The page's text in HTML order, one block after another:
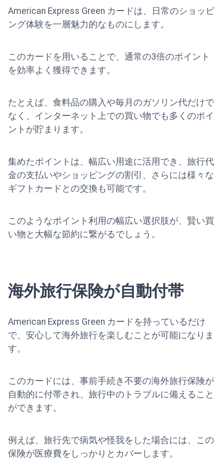
American Express Green カードは、日常のショッピ
ング体験を一層魅力的なものにします。
このカードを用いることで、通常の3倍のポイント
を効率よく獲得できます。
たとえば、食料品の購入や毎月のガソリン代だけで
なく、インターネット上での買い物でも多くのポイ
ントが貯まります。
集めたポイントは、幅広い用途に活用でき、旅行代
金の支払いやショッピングの割引、さらには様々な
ギフトカードとの交換も可能です。
このようなポイント利用の幅広い選択肢が、賢い買
い物と大幅な節約に繋がるでしょう。
海外旅行保険が自動付帯
American Express Green カードを持っているだけ
で、安心して海外旅行を楽しむことが可能になりま
す。
このカードには、事前手続き不要の海外旅行保険が
自動的に付帯され、旅行中のトラブルに備えること
ができます。
例えば、旅行先で病気や怪我をした場合には、この
保険が医療費をしっかりとカバーします。